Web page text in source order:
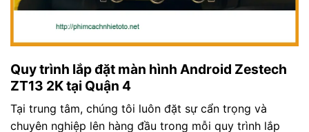
Quy trình lắp đặt màn hình Android Zestech
ZT13 2K tại Quận 4
Tại trung tâm, chúng tôi luôn đặt sự cẩn trọng và
chuyên nghiệp lên hàng đầu trong mỗi quy trình lắp